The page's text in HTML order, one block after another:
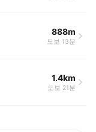
888m
도보 13분
1.4km
도보 21분